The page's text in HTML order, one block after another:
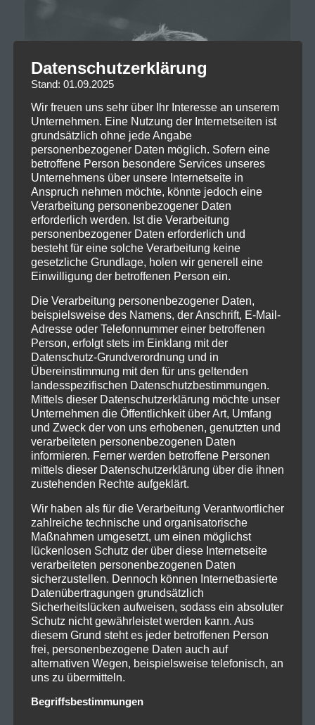
Datenschutzerklärung
Stand: 01.09.2025
Wir freuen uns sehr über Ihr Interesse an unserem
Unternehmen. Eine Nutzung der Internetseiten ist
grundsätzlich ohne jede Angabe
personenbezogener Daten möglich. Sofern eine
betroffene Person besondere Services unseres
Unternehmens über unsere Internetseite in
Anspruch nehmen möchte, könnte jedoch eine
Verarbeitung personenbezogener Daten
erforderlich werden. Ist die Verarbeitung
personenbezogener Daten erforderlich und
besteht für eine solche Verarbeitung keine
gesetzliche Grundlage, holen wir generell eine
Einwilligung der betroffenen Person ein.
Die Verarbeitung personenbezogener Daten,
beispielsweise des Namens, der Anschrift, E-Mail-
Adresse oder Telefonnummer einer betroffenen
Person, erfolgt stets im Einklang mit der
Datenschutz-Grundverordnung und in
Übereinstimmung mit den für uns geltenden
landesspezifischen Datenschutzbestimmungen.
Mittels dieser Datenschutzerklärung möchte unser
Unternehmen die Öffentlichkeit über Art, Umfang
und Zweck der von uns erhobenen, genutzten und
verarbeiteten personenbezogenen Daten
informieren. Ferner werden betroffene Personen
mittels dieser Datenschutzerklärung über die ihnen
zustehenden Rechte aufgeklärt.
Wir haben als für die Verarbeitung Verantwortlicher
zahlreiche technische und organisatorische
Maßnahmen umgesetzt, um einen möglichst
lückenlosen Schutz der über diese Internetseite
verarbeiteten personenbezogenen Daten
sicherzustellen. Dennoch können Internetbasierte
Datenübertragungen grundsätzlich
Sicherheitslücken aufweisen, sodass ein absoluter
Schutz nicht gewährleistet werden kann. Aus
diesem Grund steht es jeder betroffenen Person
frei, personenbezogene Daten auch auf
alternativen Wegen, beispielsweise telefonisch, an
uns zu übermitteln.
Begriffsbestimmungen